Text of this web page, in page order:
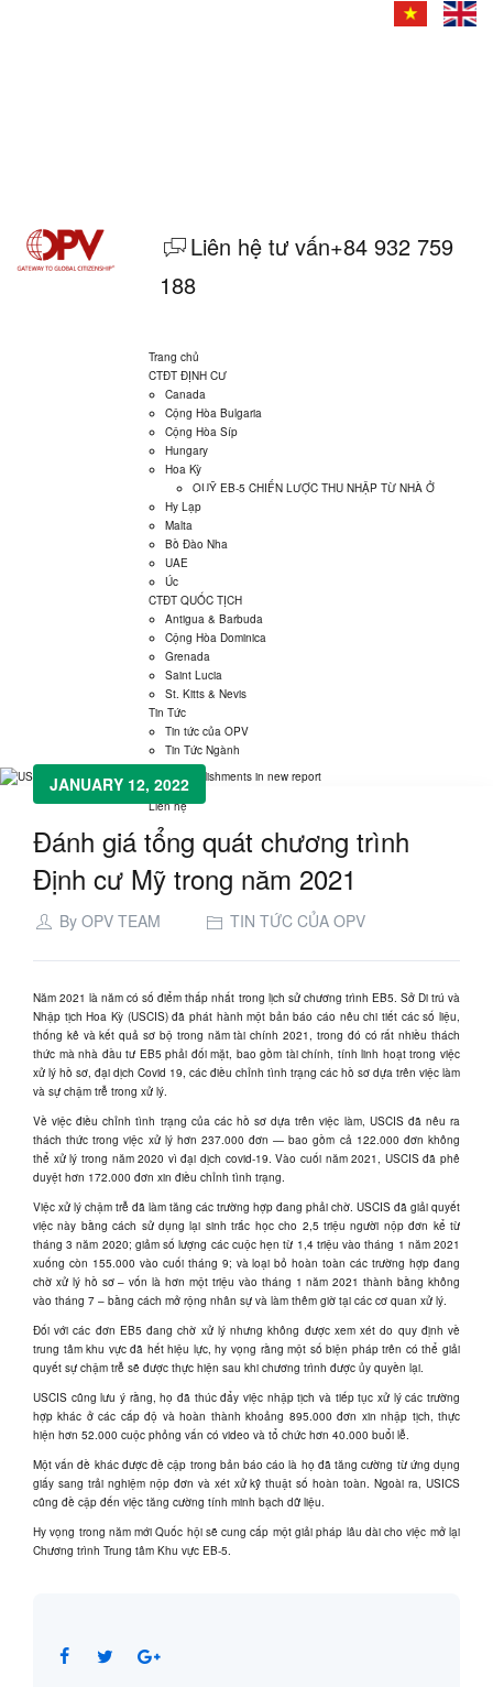
Liên hệ tư vấn+84 932 759
188
Trang chủ
CTĐT ĐỊNH CƯ
Canada
Cộng Hòa Bulgaria
Cộng Hòa Síp
Hungary
Hoa Kỳ
QUỸ EB‐5 CHIẾN LƯỢC THU NHẬP TỪ NHÀ Ở
Hy Lạp
Malta
Bồ Đào Nha
UAE
Úc
CTĐT QUỐC TỊCH
Antigua & Barbuda
Cộng Hòa Dominica
Grenada
Saint Lucia
St. Kitts & Nevis
Tin Tức
Tin tức của OPV
Tin Tức Ngành
Videos
Giới Thiệu
Liên hệ
Tin tức
JANUARY 12, 2022
Đánh giá tổng quát chương trình
Định cư Mỹ trong năm 2021
By OPV TEAM TIN TỨC CỦA OPV
Năm 2021 là năm có số điểm thấp nhất trong lịch sử chương trình EB5. Sở Di trú và
Nhập tịch Hoa Kỳ (USCIS) đã phát hành một bản báo cáo nêu chi tiết các số liệu,
thống kê và kết quả sơ bộ trong năm tài chính 2021, trong đó có rất nhiều thách
thức mà nhà đầu tư EB5 phải đối mặt, bao gồm tài chính, tính linh hoạt trong việc
xử lý hồ sơ, đại dịch Covid 19, các điều chỉnh tình trạng các hồ sơ dựa trên việc làm
và sự chậm trễ trong xử lý.
Về việc điều chỉnh tình trạng của các hồ sơ dựa trên việc làm, USCIS đã nêu ra
thách thức trong việc xử lý hơn 237.000 đơn — bao gồm cả 122.000 đơn không
thể xử lý trong năm 2020 vì đại dịch covid-19. Vào cuối năm 2021, USCIS đã phê
duyệt hơn 172.000 đơn xin điều chỉnh tình trạng.
Việc xử lý chậm trễ đã làm tăng các trường hợp đang phải chờ. USCIS đã giải quyết
việc này bằng cách sử dụng lại sinh trắc học cho 2,5 triệu người nộp đơn kể từ
tháng 3 năm 2020; giảm số lượng các cuộc hẹn từ 1,4 triệu vào tháng 1 năm 2021
xuống còn 155.000 vào cuối tháng 9; và loại bỏ hoàn toàn các trường hợp đang
chờ xử lý hồ sơ – vốn là hơn một triệu vào tháng 1 năm 2021 thành bằng không
vào tháng 7 – bằng cách mở rộng nhân sự và làm thêm giờ tại các cơ quan xử lý.
Đối với các đơn EB5 đang chờ xử lý nhưng không được xem xét do quy định về
trung tâm khu vực đã hết hiệu lực, hy vọng rằng một số biện pháp trên có thể giải
quyết sự chậm trễ sẽ được thực hiện sau khi chương trình được ủy quyền lại.
USCIS cũng lưu ý rằng, họ đã thúc đẩy việc nhập tịch và tiếp tục xử lý các trường
hợp khác ở các cấp độ và hoàn thành khoảng 895.000 đơn xin nhập tịch, thực
hiện hơn 52.000 cuộc phỏng vấn có video và tổ chức hơn 40.000 buổi lễ.
Một vấn đề khác được đề cập trong bản báo cáo là họ đã tăng cường từ ứng dụng
giấy sang trải nghiệm nộp đơn và xét xử kỹ thuật số hoàn toàn. Ngoài ra, USICS
cũng đề cập đến việc tăng cường tính minh bạch dữ liệu.
Hy vọng trong năm mới Quốc hội sẽ cung cấp một giải pháp lâu dài cho việc mở lại
Chương trình Trung tâm Khu vực EB-5.